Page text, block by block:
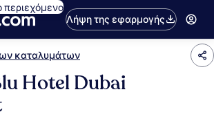
περιεχόμενο
Λήψη της εφαρμογής
καταλυμάτων
Hotel Dubai